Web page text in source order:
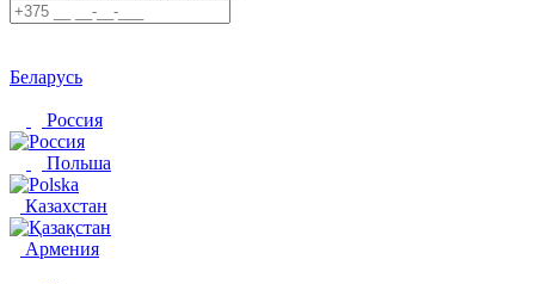
Беларусь
Россия
Польша
Казахстан
Армения